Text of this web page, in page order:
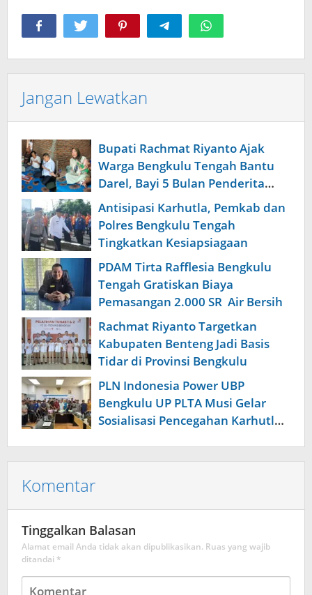
Jangan Lewatkan
Bupati Rachmat Riyanto Ajak
Warga Bengkulu Tengah Bantu
Darel, Bayi 5 Bulan Penderita
Kelainan Jantung
Antisipasi Karhutla, Pemkab dan
Polres Bengkulu Tengah
Tingkatkan Kesiapsiagaan
PDAM Tirta Rafflesia Bengkulu
Tengah Gratiskan Biaya
Pemasangan 2.000 SR Air Bersih
Rachmat Riyanto Targetkan
Kabupaten Benteng Jadi Basis
Tidar di Provinsi Bengkulu
PLN Indonesia Power UBP
Bengkulu UP PLTA Musi Gelar
Sosialisasi Pencegahan Karhutla
Komentar
Tinggalkan Balasan
Alamat email Anda tidak akan dipublikasikan. Ruas yang wajib
ditandai *